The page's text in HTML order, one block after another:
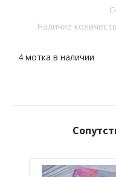
Наличие
4 мотка в наличии